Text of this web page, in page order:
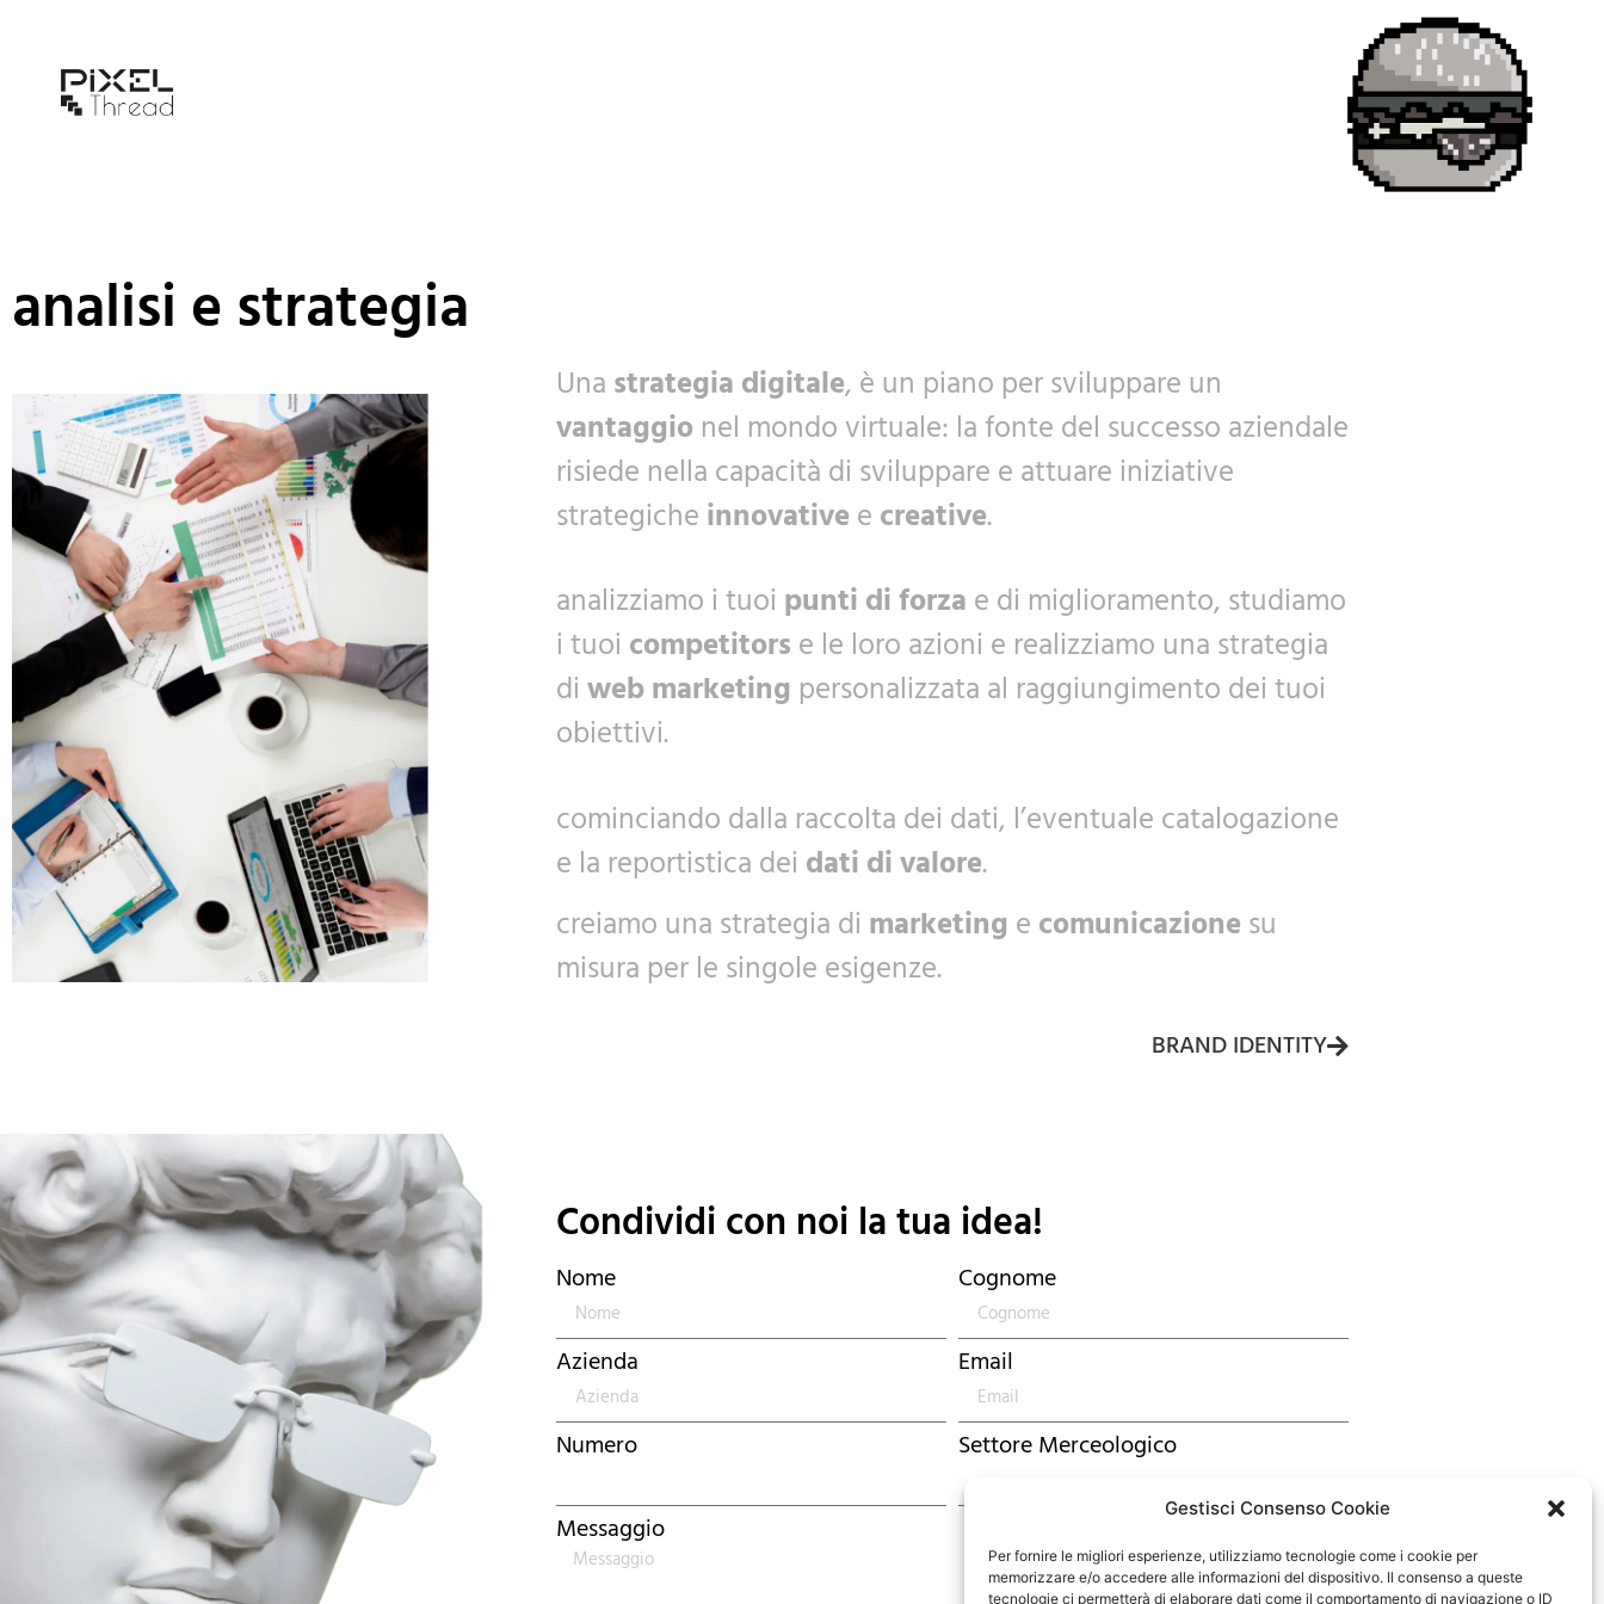
Gestisci Consenso Cookie
Per fornire le migliori esperienze, utilizziamo tecnologie come i cookie per
memorizzare e/o accedere alle informazioni del dispositivo. Il consenso a queste
tecnologie ci permetterà di elaborare dati come il comportamento di navigazione o ID
analisi e strategia
Una strategia digitale, è un piano per sviluppare un
vantaggio nel mondo virtuale: la fonte del successo aziendale
risiede nella capacità di sviluppare e attuare iniziative
strategiche innovative e creative.
analizziamo i tuoi punti di forza e di miglioramento, studiamo
i tuoi competitors e le loro azioni e realizziamo una strategia
di web marketing personalizzata al raggiungimento dei tuoi
obiettivi.
cominciando dalla raccolta dei dati, l’eventuale catalogazione
e la reportistica dei dati di valore.
creiamo una strategia di marketing e comunicazione su
misura per le singole esigenze.
BRAND IDENTITY
Condividi con noi la tua idea!
Nome Cognome
Azienda Email
Numero Settore Merceologico
Messaggio